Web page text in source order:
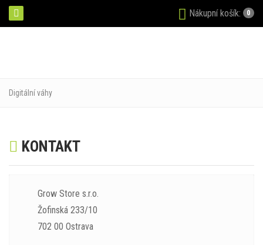
Nákupní košík: 0
Digitální váhy
KONTAKT
Grow Store s.r.o.
Žofinská 233/10
702 00 Ostrava